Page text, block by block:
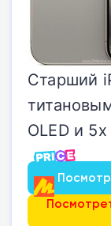
Старший
OLED и